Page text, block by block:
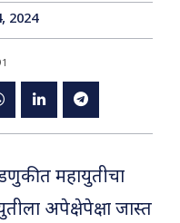
2024
महायुतीचा
अपेक्षेपेक्षा जास्त